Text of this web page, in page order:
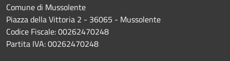
Comune di Mussolente
Piazza della Vittoria 2 - 36065 - Mussolente
Codice Fiscale: 00262470248
Partita IVA: 00262470248